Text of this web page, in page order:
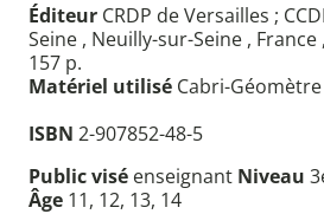
Éditeur CRDP de Versailles ;
Seine , Neuilly-sur-Seine , France
157 p.
Matériel utilisé Cabri-Géomètre
ISBN 2-907852-48-5
Public visé enseignant Niveau
Âge 11, 12, 13, 14